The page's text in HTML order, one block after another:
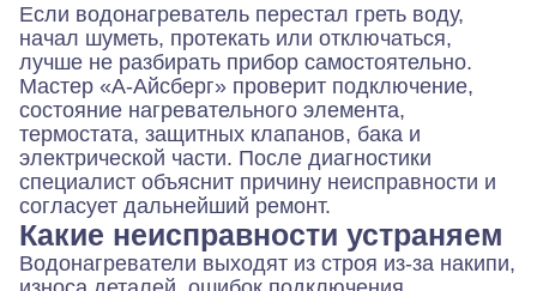
Если водонагреватель перестал греть воду,
начал шуметь, протекать или отключаться,
лучше не разбирать прибор самостоятельно.
Мастер «А-Айсберг» проверит подключение,
состояние нагревательного элемента,
термостата, защитных клапанов, бака и
электрической части. После диагностики
специалист объяснит причину неисправности и
согласует дальнейший ремонт.
Какие неисправности устраняем
Водонагреватели выходят из строя из-за накипи,